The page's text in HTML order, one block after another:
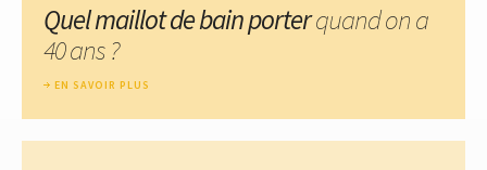
Quel maillot de bain porterquand on a
40 ans ?
EN SAVOIR PLUS